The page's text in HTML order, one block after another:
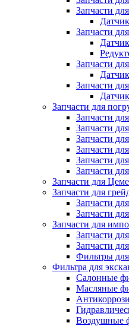
Запчасти
Запчасти
Запчасти
Запчасти
Запчасти для
Запчасти
Запчасти
Запчасти
Запчасти
Запчасти
Запчасти
Запчасти для
Запчасти для
Запчасти
Запчасти
Запчасти для
Запчасти
Запчасти
Фильтры
Фильтра для
Салонные
Масляные
Воздушные